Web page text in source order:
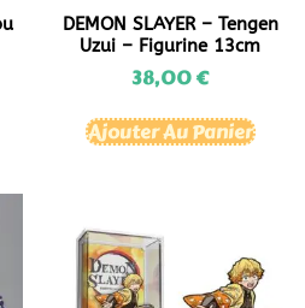
DEMON SLAYER – Tengen
Uzui – Figurine 13cm
38,00€
Ajouter Au Panier